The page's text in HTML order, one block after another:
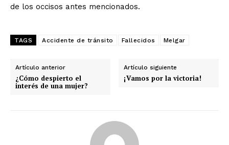
de los occisos antes mencionados.
TAGS Accidente de tránsito Fallecidos Melgar
Artículo anterior
¿Cómo despierto el
interés de una mujer?
Artículo siguiente
¡Vamos por la victoria!